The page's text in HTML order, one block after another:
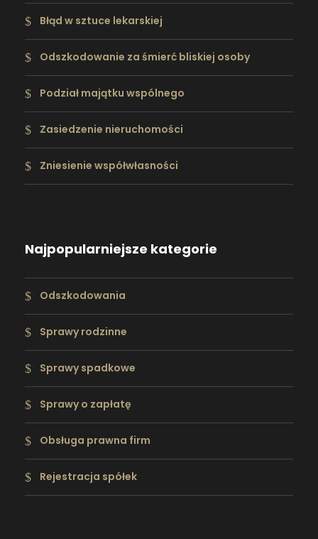
Błąd w sztuce lekarskiej
Odszkodowanie za śmierć bliskiej osoby
Podział majątku wspólnego
Zasiedzenie nieruchomości
Zniesienie współwłasności
Najpopularniejsze kategorie
Odszkodowania
Sprawy rodzinne
Sprawy spadkowe
Sprawy o zapłatę
Obsługa prawna firm
Rejestracja spółek